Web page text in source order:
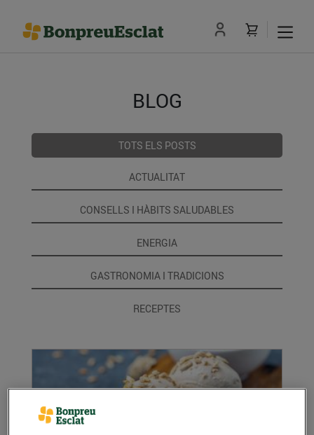
BLOG
TOTS ELS POSTS
ACTUALITAT
CONSELLS I HÀBITS SALUDABLES
ENERGIA
GASTRONOMIA I TRADICIONS
RECEPTES